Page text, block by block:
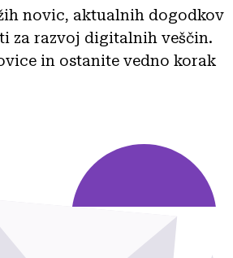
novic, aktualnih dogodkov
za razvoj digitalnih veščin.
in ostanite vedno korak